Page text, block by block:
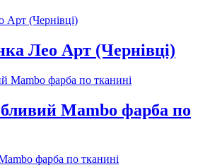
Лео Арт (Чернівці)
Mambo фарба по